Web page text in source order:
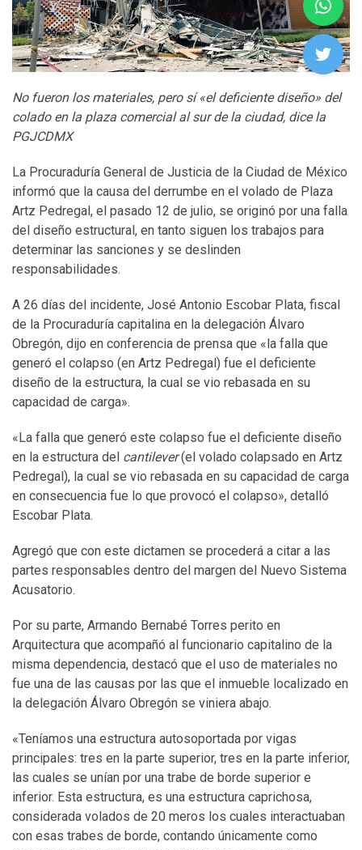
No fueron los materiales, pero sí «el deficiente diseño» del
colado en la plaza comercial al sur de la ciudad, dice la
PGJCDMX
La Procuraduría General de Justicia de la Ciudad de México
informó que la causa del derrumbe en el volado de Plaza
Artz Pedregal, el pasado 12 de julio, se originó por una falla
del diseño estructural, en tanto siguen los trabajos para
determinar las sanciones y se deslinden
responsabilidades.
A 26 días del incidente, José Antonio Escobar Plata, fiscal
de la Procuraduría capitalina en la delegación Álvaro
Obregón, dijo en conferencia de prensa que «la falla que
generó el colapso (en Artz Pedregal) fue el deficiente
diseño de la estructura, la cual se vio rebasada en su
capacidad de carga».
«La falla que generó este colapso fue el deficiente diseño
en la estructura del cantilever(el volado colapsado en Artz
Pedregal), la cual se vio rebasada en su capacidad de carga
en consecuencia fue lo que provocó el colapso», detalló
Escobar Plata.
Agregó que con este dictamen se procederá a citar a las
partes responsables dentro del margen del Nuevo Sistema
Acusatorio.
Por su parte, Armando Bernabé Torres perito en
Arquitectura que acompañó al funcionario capitalino de la
misma dependencia, destacó que el uso de materiales no
fue una de las causas por las que el inmueble localizado en
la delegación Álvaro Obregón se viniera abajo.
«Teníamos una estructura autosoportada por vigas
principales: tres en la parte superior, tres en la parte inferior,
las cuales se unían por una trabe de borde superior e
inferior. Esta estructura, es una estructura caprichosa,
considerada volados de 20 meros los cuales interactuaban
con esas trabes de borde, contando únicamente como